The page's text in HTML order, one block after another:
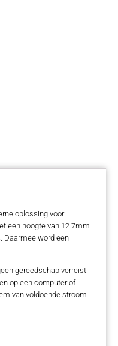
oplossing voor
een hoogte van 12.7mm
Daarmee word een
gereedschap verreist.
op een computer of
van voldoende stroom